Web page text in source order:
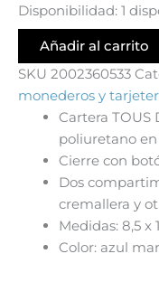
Disponibilidad: 1
Añadir al carrito
SKU 2002360533
monederos y
Cartera TOUS
poliuretano
Cierre con
Dos
cremallera y
Medidas: 8,5 x
Color: azul